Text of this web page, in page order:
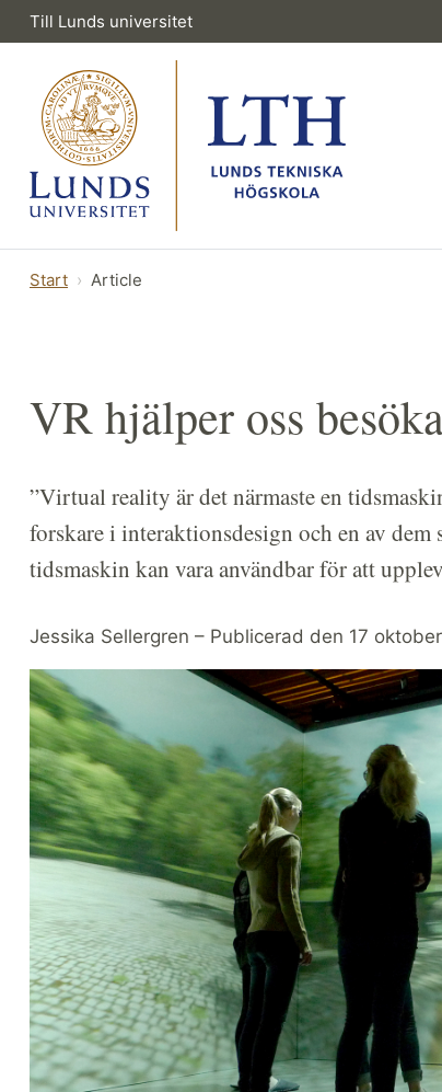
Till Lunds universitet
Start Article
VR hjälper oss
”Virtual reality är det närmaste en
forskare i interaktionsdesign och en av
tidsmaskin kan vara användbar för att
Jessika Sellergren – Publicerad den 17